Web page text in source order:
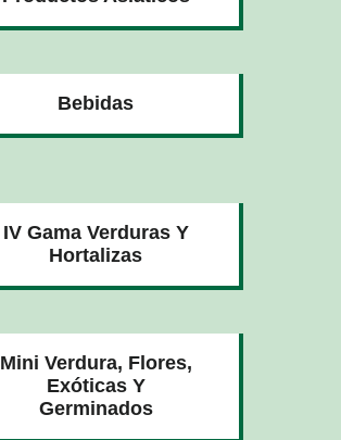
Bebidas
IV Gama Verduras Y
Hortalizas
Mini Verdura, Flores,
Exóticas Y
Germinados